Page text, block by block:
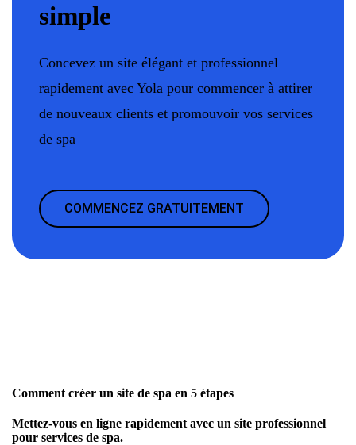
simple
Concevez un site élégant et professionnel
rapidement avec Yola pour commencer à attirer
de nouveaux clients et promouvoir vos services
de spa
COMMENCEZ GRATUITEMENT
Comment créer un site de spa en 5 étapes
Mettez-vous en ligne rapidement avec un site professionnel
pour services de spa.